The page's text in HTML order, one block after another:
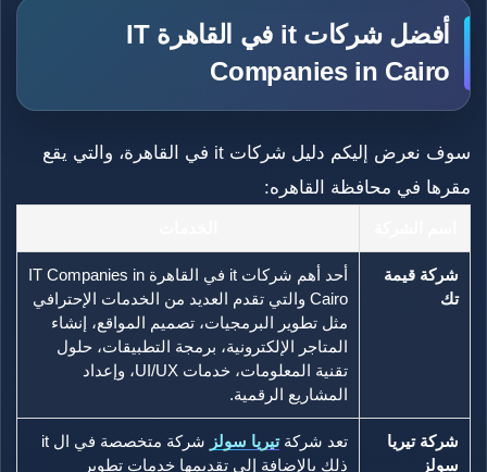
أفضل شركات it في القاهرة IT
Companies in Cairo
سوف نعرض إليكم دليل شركات it في القاهرة، والتي يقع
مقرها في محافظة القاهره:
شركة قيمة
تك
أحد أهم شركات it في القاهرة IT Companies in
Cairo والتي تقدم العديد من الخدمات الإحترافي
مثل تطوير البرمجيات، تصميم المواقع، إنشاء
المتاجر الإلكترونية، برمجة التطبيقات، حلول
تقنية المعلومات، خدمات UI/UX، وإعداد
المشاريع الرقمية.
شركة تيريا
سولز
تعد شركةتيريا سولز
شركة متخصصة في ال it
ذلك بالإضافة إلى تقديمها خدمات تطوير